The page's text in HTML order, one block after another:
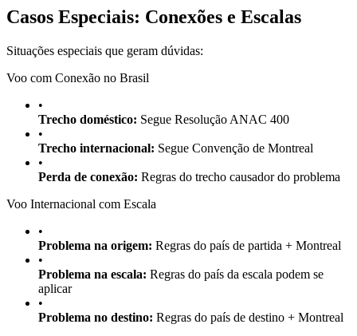
Casos Especiais: Conexões e Escalas
Situações especiais que geram dúvidas:
Voo com Conexão no Brasil
•
Trecho doméstico: Segue Resolução ANAC 400
•
Trecho internacional: Segue Convenção de Montreal
•
Perda de conexão: Regras do trecho causador do problema
Voo Internacional com Escala
•
Problema na origem: Regras do país de partida + Montreal
•
Problema na escala: Regras do país da escala podem se
aplicar
•
Problema no destino: Regras do país de destino + Montreal